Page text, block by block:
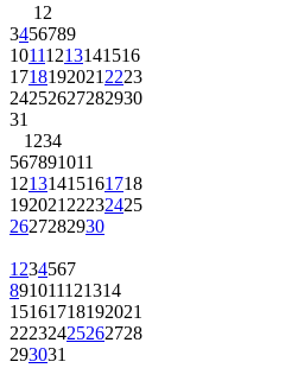
1 2
3456789
10111213141516
1718192021 2223
24252627282930
31
1 234
567891011
12131415161718
192021 22232425
2627282930
1 234567
891011121314
15161718192021
22232425262728
293031